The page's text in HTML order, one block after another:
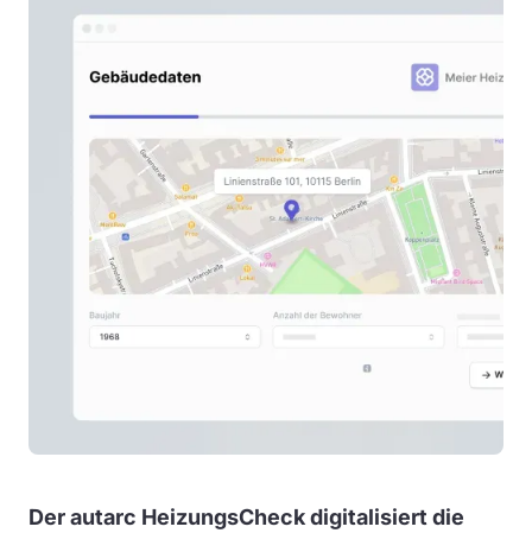
Der autarc HeizungsCheck digitalisiert die